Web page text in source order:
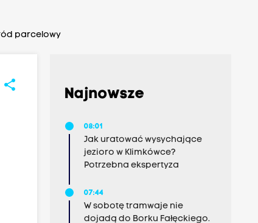
parcelowy
share
Najnowsze
08:01
Jak uratować wysychające
jezioro w Klimkówce?
Potrzebna ekspertyza
07:44
W sobotę tramwaje nie
dojadą do Borku Fałęckiego.